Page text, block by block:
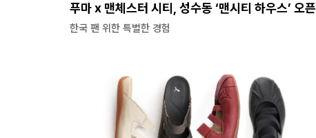
푸마 x 맨체스터 시티, 성수동 ‘맨시티 하우스’ 오픈
한국 팬 위한 특별한 경험